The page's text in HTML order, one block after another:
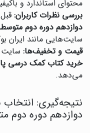
محتوای استاندارد و
بررسی نظرات کاربران:
دوازدهم دوره دوم
سایت‌هایی مانند ایران
قیمت و تخفیف‌ها: سایت
خرید کتاب کمک درسی
می‌دهد.
نتیجه‌گیری:
دوازدهم دوره دوم